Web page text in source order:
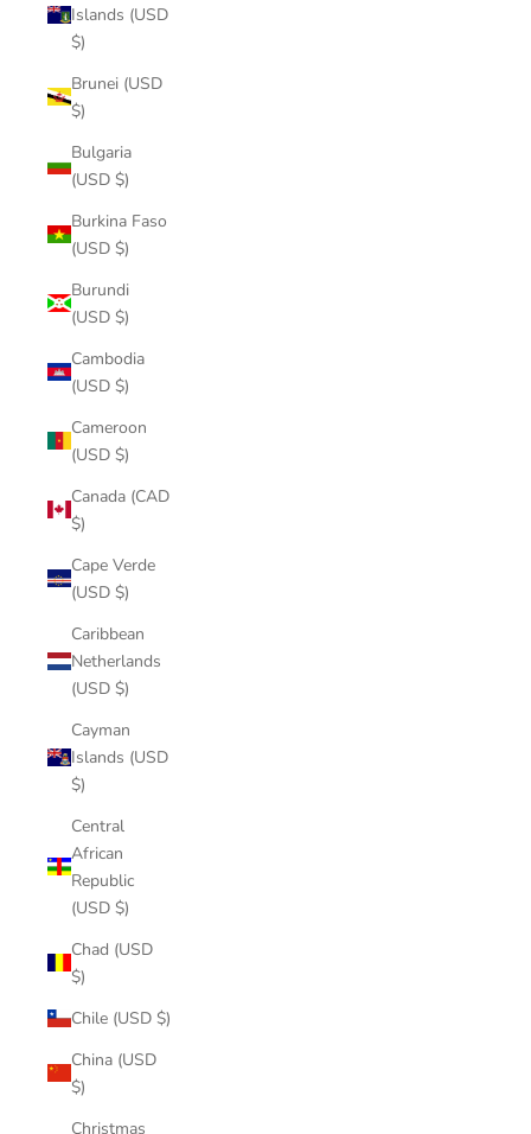
Islands (USD
$)
Brunei (USD
$)
Bulgaria
(USD $)
Burkina Faso
(USD $)
Burundi
(USD $)
Cambodia
(USD $)
Cameroon
(USD $)
Canada (CAD
$)
Cape Verde
(USD $)
Caribbean
Netherlands
(USD $)
Cayman
Islands (USD
$)
Central
African
Republic
(USD $)
Chad (USD
$)
Chile (USD $)
China (USD
$)
Christmas